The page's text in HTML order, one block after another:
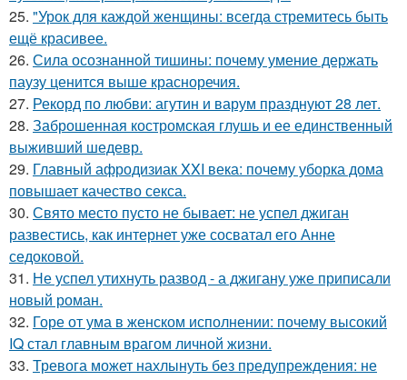
25. "Урок для каждой женщины: всегда стремитесь быть
ещё красивее.
26. Сила осознанной тишины: почему умение держать
паузу ценится выше красноречия.
27. Рекорд по любви: агутин и варум празднуют 28 лет.
28. Заброшенная костромская глушь и ее единственный
выживший шедевр.
29. Главный афродизиак XXI века: почему уборка дома
повышает качество секса.
30. Свято место пусто не бывает: не успел джиган
развестись, как интернет уже сосватал его Анне
седоковой.
31. Не успел утихнуть развод - а джигану уже приписали
новый роман.
32. Горе от ума в женском исполнении: почему высокий
IQ стал главным врагом личной жизни.
33. Тревога может нахлынуть без предупреждения: не